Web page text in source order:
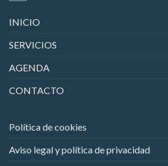
INICIO
SERVICIOS
AGENDA
CONTACTO
Política de cookies
Aviso legal y política de privacidad